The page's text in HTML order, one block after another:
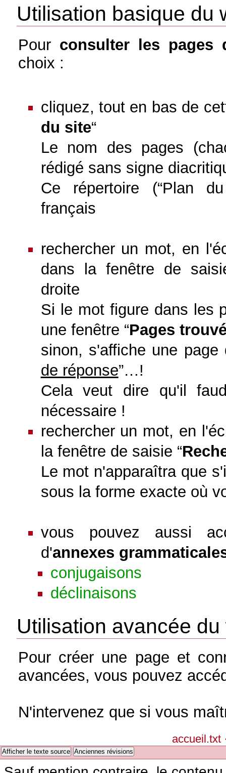
Utilisation basique du
Pour consulter les pages
choix :
cliquez, tout en bas de
du site“
Le nom des pages
rédigé sans signe
Ce répertoire (“Plan
français
rechercher un mot, en
dans la fenêtre de
droite
Si le mot figure dans les
une fenêtre “Pages
sinon, s'affiche une page
de réponse”…!
Cela veut dire qu'il
nécessaire !
rechercher un mot, en
la fenêtre de saisie “
Le mot n'apparaîtra que
sous la forme exacte où
vous pouvez aussi
d'annexes
conjugaisons
déclinaisons
Utilisation avancée du
Pour créer une page et
avancées, vous pouvez
N'intervenez que si vous
accueil.txt
Afficher le texte source Anciennes révisions